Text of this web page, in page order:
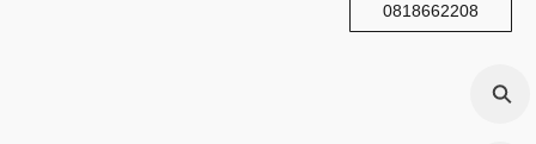
0818662208